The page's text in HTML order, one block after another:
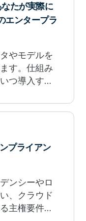
たが実際に
エンタープラ
やモデルを
す。仕組み
つ導入すべ
プライアン
ンシーやロ
、クラウド
主権要件を